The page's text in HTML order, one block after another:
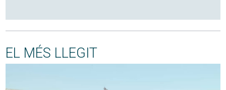
EL MÉS LLEGIT